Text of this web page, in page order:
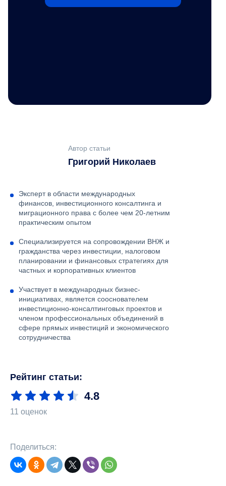
Григорий Николаев
Автор статьи
Эксперт в области международных
финансов, инвестиционного консалтинга и
миграционного права с более чем 20-летним
практическим опытом
Специализируется на сопровождении ВНЖ и
гражданства через инвестиции, налоговом
планировании и финансовых стратегиях для
частных и корпоративных клиентов
Участвует в международных бизнес-
инициативах, является сооснователем
инвестиционно-консалтинговых проектов и
членом профессиональных объединений в
сфере прямых инвестиций и экономического
сотрудничества
Рейтинг статьи:
4.8
11 оценок
Поделиться: